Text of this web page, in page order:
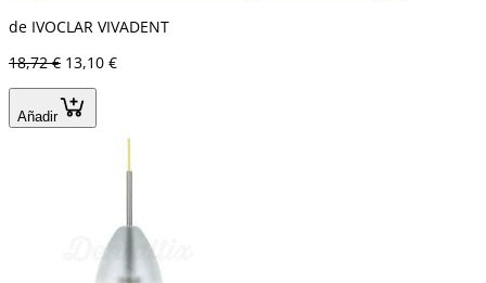
de IVOCLAR VIVADENT
18,72 € 13,10 €
Añadir